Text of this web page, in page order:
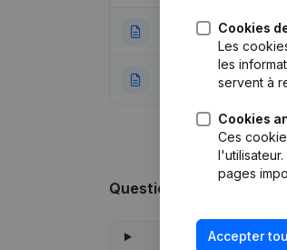
20-04-2021
28-12-2018
Questions fréquemment
Cookies
Les
les
servent à
Cookies
Ces
pages
Accepter